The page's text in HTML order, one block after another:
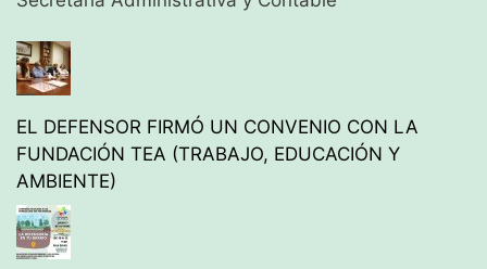
EL DEFENSOR FIRMÓ UN CONVENIO CON LA
FUNDACIÓN TEA (TRABAJO, EDUCACIÓN Y
AMBIENTE)